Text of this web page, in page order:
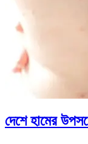
দেশে হামের